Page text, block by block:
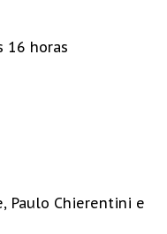
16 horas
Paulo Chierentini e